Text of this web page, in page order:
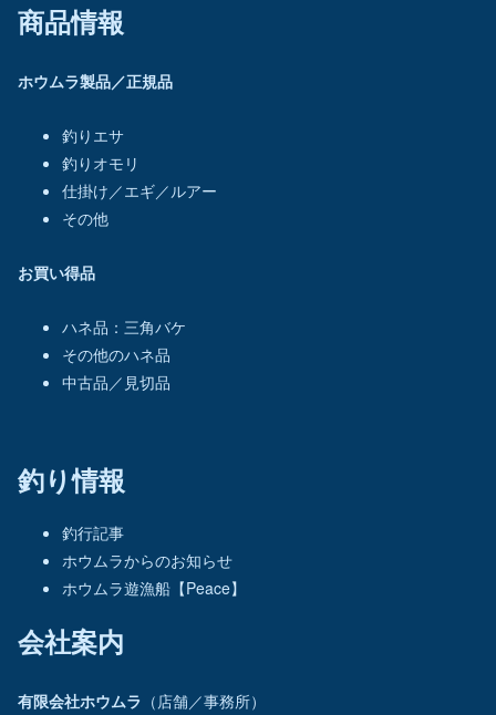
商品情報
ホウムラ製品／正規品
釣りエサ
釣りオモリ
仕掛け／エギ／ルアー
その他
お買い得品
ハネ品：三角バケ
その他のハネ品
中古品／見切品
釣り情報
釣行記事
ホウムラからのお知らせ
ホウムラ遊漁船【Peace】
会社案内
有限会社ホウムラ （店舗／事務所）